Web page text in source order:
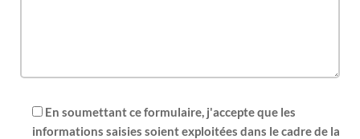
En soumettant ce formulaire, j'accepte que les
informations saisies soient exploitées dans le cadre de la